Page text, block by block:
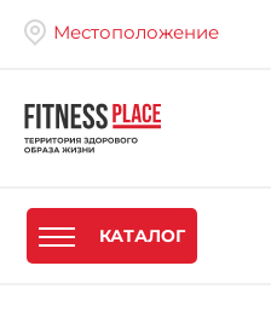
Местоположение
КАТАЛОГ